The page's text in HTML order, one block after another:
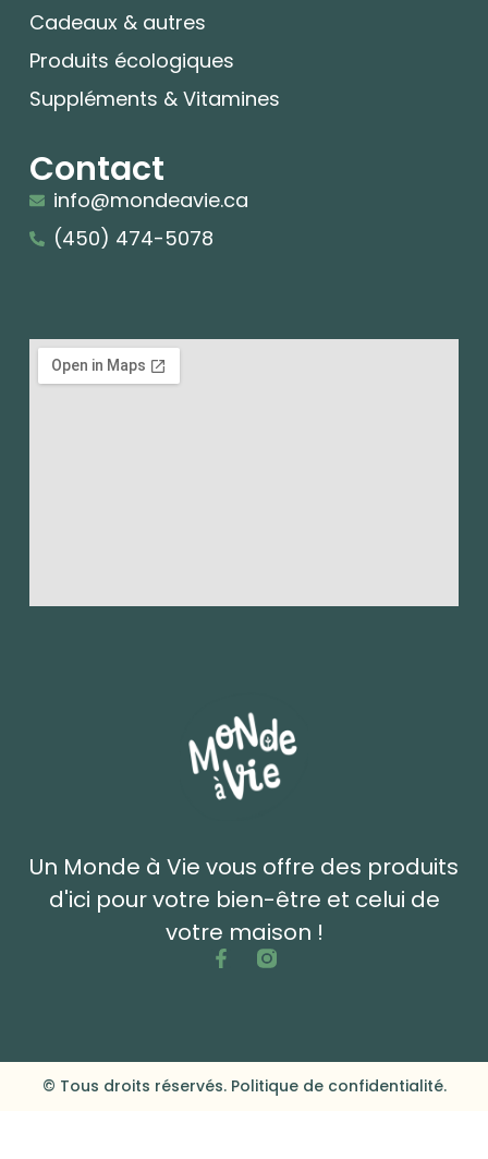
Un Monde à Vie vous offre des produits
d'ici pour votre bien-être et celui de
votre maison !
Cadeaux & autres
Produits écologiques
Suppléments & Vitamines
Contact
info@mondeavie.ca
(450) 474-5078
© Tous droits réservés. Politique de confidentialité.